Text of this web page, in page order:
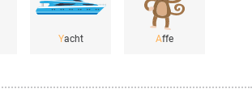
Yacht Affe